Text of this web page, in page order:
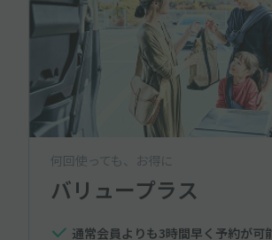
何回使っても、お得に
バリュープラス
通常会員よりも3時間早く予約が可